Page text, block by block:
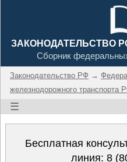
ЗАКОНОДАТЕЛЬСТВО
Сборник
Законодательство РФ →
железнодорожного транспорта
☰
Бесплатная
линия: 8